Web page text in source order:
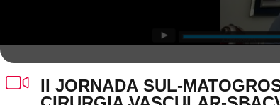
II JORNADA SUL-